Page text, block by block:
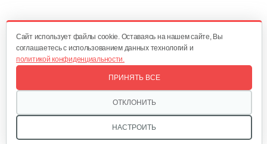
Cайт использует файлы cookie. Оставаясь на нашем сайте, Вы
соглашаетесь с использованием данных технологий и
политикой конфиденциальности.
НАСТРОИТЬ
ОТКЛОНИТЬ
ПРИНЯТЬ ВСЕ